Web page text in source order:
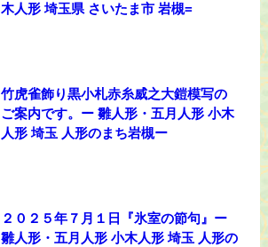
木人形 埼玉県 さいたま市 岩槻=
竹虎雀飾り黒小札赤糸威之大鎧模写の
ご案内です。ー 雛人形・五月人形 小木
人形 埼玉 人形のまち岩槻ー
２０２５年７月１日『氷室の節句』ー
雛人形・五月人形 小木人形 埼玉 人形の